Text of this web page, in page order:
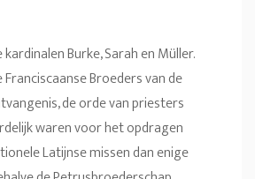
Burke, Sarah en Müller.
Franciscaanse Broeders van de
de orde van priesters
waren voor het opdragen
Latijnse missen dan enige